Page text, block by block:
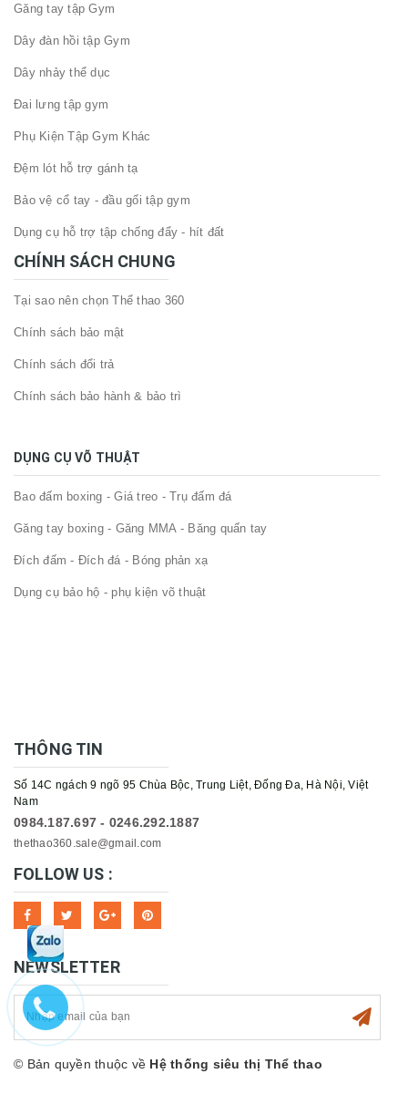
Găng tay tập Gym
Dây đàn hồi tập Gym
Dây nhảy thể dục
Đai lưng tập gym
Phụ Kiện Tập Gym Khác
Đệm lót hỗ trợ gánh tạ
Bảo vệ cổ tay - đầu gối tập gym
Dụng cụ hỗ trợ tập chống đẩy - hít đất
CHÍNH SÁCH CHUNG
Tại sao nên chọn Thể thao 360
Chính sách bảo mật
Chính sách đổi trả
Chính sách bảo hành & bảo trì
DỤNG CỤ VÕ THUẬT
Bao đấm boxing - Giá treo - Trụ đấm đá
Găng tay boxing - Găng MMA - Băng quấn tay
Đích đấm - Đích đá - Bóng phản xạ
Dụng cụ bảo hộ - phụ kiện võ thuật
THÔNG TIN
Số 14C ngách 9 ngõ 95 Chùa Bộc, Trung Liệt, Đống Đa, Hà Nội, Việt
Nam
0984.187.697 - 0246.292.1887
thethao360.sale@gmail.com
FOLLOW US :
NEWSLETTER
© Bản quyền thuộc về Hệ thống siêu thị Thể thao